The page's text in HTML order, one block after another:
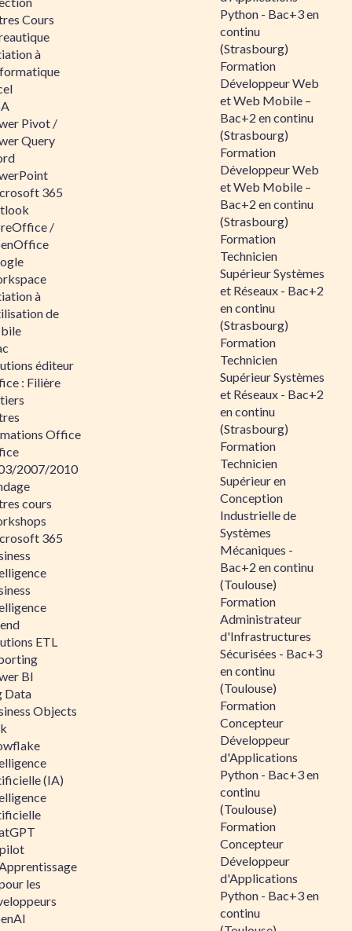
Cours
à
Pivot /
Query
365
/
à
de
éditeur
: Filière
Office
2007/2010
cours
365
ETL
BI
Data
Objects
(IA)
les
Python - Bac+3 en
continu
(Strasbourg)
Formation
Développeur Web
et Web Mobile –
Bac+2 en continu
(Strasbourg)
Formation
Développeur Web
et Web Mobile –
Bac+2 en continu
(Strasbourg)
Formation
Technicien
Supérieur Systèmes
et Réseaux - Bac+2
en continu
(Strasbourg)
Formation
Technicien
Supérieur Systèmes
et Réseaux - Bac+2
en continu
(Strasbourg)
Formation
Technicien
Supérieur en
Conception
Industrielle de
Systèmes
Mécaniques -
Bac+2 en continu
(Toulouse)
Formation
Administrateur
d'Infrastructures
Sécurisées - Bac+3
en continu
(Toulouse)
Formation
Concepteur
Développeur
d'Applications
Python - Bac+3 en
continu
(Toulouse)
Formation
Concepteur
Développeur
d'Applications
Python - Bac+3 en
continu